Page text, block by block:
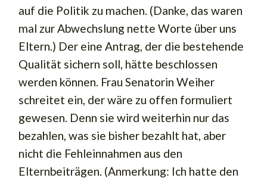
auf die Politik zu machen. (Danke, das waren
mal zur Abwechslung nette Worte über uns
Eltern.) Der eine Antrag, der die bestehende
Qualität sichern soll, hätte beschlossen
werden können. Frau Senatorin Weiher
schreitet ein, der wäre zu offen formuliert
gewesen. Denn sie wird weiterhin nur das
bezahlen, was sie bisher bezahlt hat, aber
nicht die Fehleinnahmen aus den
Elternbeiträgen. (Anmerkung: Ich hatte den